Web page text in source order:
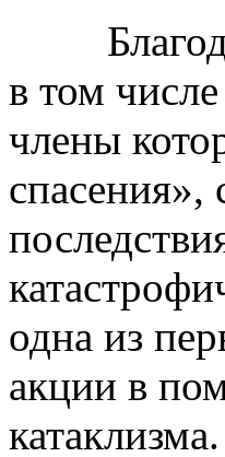
в том
члены
спасения»,
одна из
акции в
катаклизма.